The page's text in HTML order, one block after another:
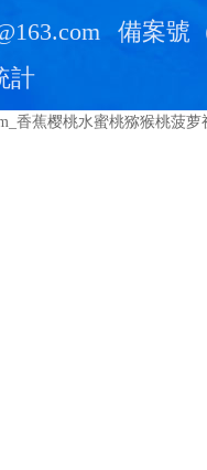
備案號
計
香蕉樱桃水蜜桃猕猴桃菠